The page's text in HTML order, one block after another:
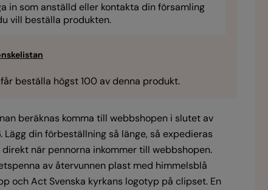
in som anställd eller kontakta din församling
vill beställa produkten.
beställa högst 100 av denna produkt.
beräknas komma till webbshopen i slutet av
Lägg din förbeställning så länge, så expedieras
när pennorna inkommer till webbshopen.
av återvunnen plast med himmelsblå
och Act Svenska kyrkans logotyp på clipset. En